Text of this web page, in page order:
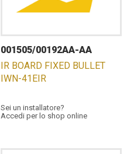
001505/00192AA-AA
IR BOARD FIXED BULLET
IWN-41EIR
Sei un installatore?
Accedi per lo shop online